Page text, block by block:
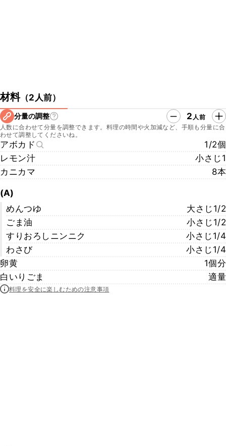
材料（2人前）
分量の調整 2 人前
人数に合わせて分量を調整できます。料理の時間や火加減など、手順も分量に合
わせて調整してくださいね。
アボカド
1/2個
レモン汁
小さじ1
カニカマ
8本
(A)
めんつゆ
大さじ1/2
ごま油
小さじ1/2
すりおろしニンニク
小さじ1/4
わさび
小さじ1/4
卵黄
1個分
白いりごま
適量
料理を安全に楽しむための注意事項